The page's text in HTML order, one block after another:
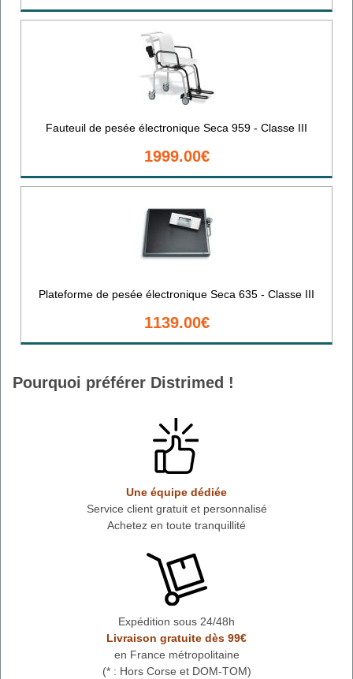
Fauteuil de pesée électronique Seca 959 - Classe III
1999.00€
Plateforme de pesée électronique Seca 635 - Classe III
1139.00€
Pourquoi préférer Distrimed !
Une équipe dédiée
Service client gratuit et personnalisé
Achetez en toute tranquillité
Expédition sous 24/48h
Livraison gratuite dès 99€
en France métropolitaine
(* : Hors Corse et DOM-TOM)